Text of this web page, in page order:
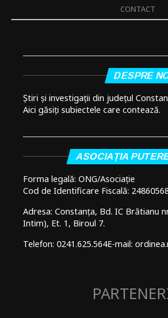
CONTACT
DESPRE
Știri și investigații din județul
Aici găsiți subiectele care contează.
ASOCIAȚIA
Forma legală: ONG/Asociație
Cod de Identificare Fiscală:
Adresa: Constanța, Bd. IC Brătianu
Intim), Et. 1, Biroul 7.
Telefon: 0241.625.564E-mail: